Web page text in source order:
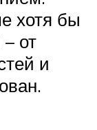
хотя бы
от
и